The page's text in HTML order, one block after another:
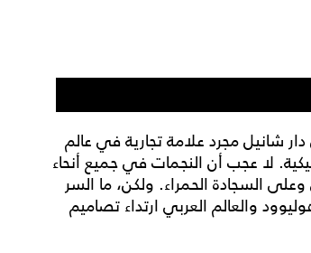
شانيل مجرد علامة تجارية في عالم
لا عجب أن النجمات في جميع أنحاء
السجادة الحمراء. ولكن، ما السر
والعالم العربي ارتداء تصاميم